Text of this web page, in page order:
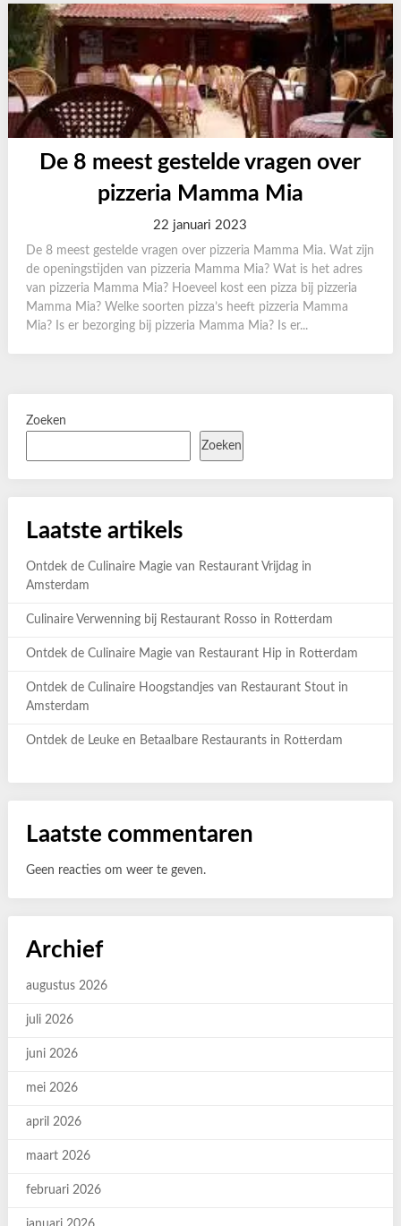
De 8 meest gestelde vragen over
pizzeria Mamma Mia
22 januari 2023
De 8 meest gestelde vragen over pizzeria Mamma Mia. Wat zijn
de openingstijden van pizzeria Mamma Mia? Wat is het adres
van pizzeria Mamma Mia? Hoeveel kost een pizza bij pizzeria
Mamma Mia? Welke soorten pizza’s heeft pizzeria Mamma
Mia? Is er bezorging bij pizzeria Mamma Mia? Is er...
Zoeken
Zoeken
Laatste artikels
Ontdek de Culinaire Magie van Restaurant Vrijdag in
Amsterdam
Culinaire Verwenning bij Restaurant Rosso in Rotterdam
Ontdek de Culinaire Magie van Restaurant Hip in Rotterdam
Ontdek de Culinaire Hoogstandjes van Restaurant Stout in
Amsterdam
Ontdek de Leuke en Betaalbare Restaurants in Rotterdam
Laatste commentaren
Geen reacties om weer te geven.
Archief
augustus 2026
juli 2026
juni 2026
mei 2026
april 2026
maart 2026
februari 2026